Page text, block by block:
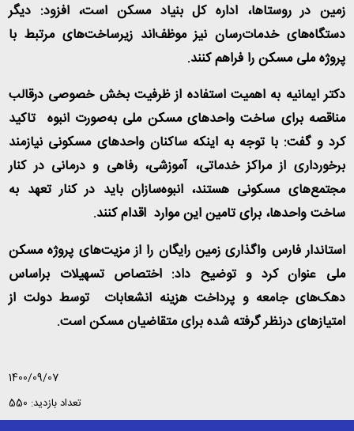
زمین در روستاها، اداره کل بنیاد مسکن است، افزود: دیگر
دستگاه‌های خدمات‌رسان نیز موظف‌اند زیرساخت‌های مرتبط با
پروژه ملی مسکن را فراهم کنند.
دکتر ایمانیه به اهمیت استفاده از ظرفیت بخش خصوصی درقالب
مناقصه برای ساخت واحدهای مسکن ملی به‌صورت انبوه تاکید
کرد و گفت: با توجه به اینکه ساکنان واحد‌های مسکونی نیازمند
برخورداری از مراکز خدماتی، آموزشی، رفاهی و درمانی در کنار
مجتمع‌های مسکونی هستند، انبوه‌سازان باید در کنار تعهد به
ساخت واحدها، برای تامین این موارد اقدام کنند.
استاندار فارس واگذاری زمین رایگان را از مزیت‌های پروژه مسکن
ملی عنوان کرد و توضیح داد: اختصاص تسهیلات براساس
دهک‌های جامعه و پرداخت هزینه انشعابات توسط دولت از
امتیازهای درنظر گرفته شده برای متقاضیان مسکن است.
1400/09/07
تعداد بازدید: 550